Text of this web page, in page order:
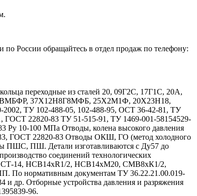
России обращайтесь в отдел продаж по телефону:
переходные из сталей 20, 09Г2С, 17Г1С, 20А,
37Х12Н8Г8МФБ, 25Х2М1Ф, 20Х23Н18,
ТУ 102-488-05, 102-488-95, ОСТ 36-42-81, ТУ
22820-83 ТУ 51-515-91, ТУ 1469-001-58154529-
Ру 10-100 МПа Отводы, колена высокого давления
ГОСТ 22820-83 Отводы ОКШ, ГО (метод холодного
ПШ. Детали изготавливаются с Ду57 до
соединений технологических
СТ-14, НСВ14хR1/2, НСВ14хМ20, СМВ8хК1/2,
документам ТУ 36.22.21.00.019-
др. Отборные устройства давления и разряжения
96.